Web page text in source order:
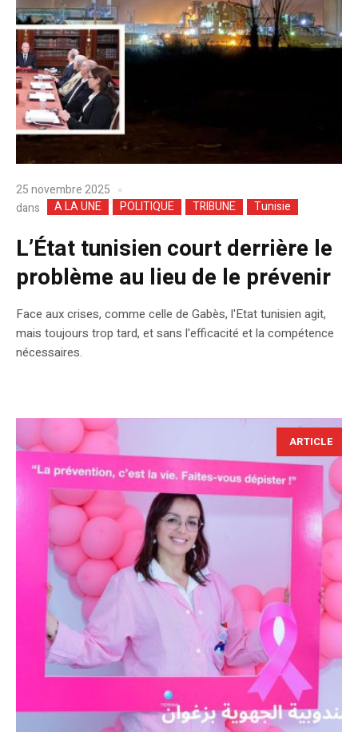
25 novembre 2025
dans
A LA UNE POLITIQUE TRIBUNE Tunisie
L’État tunisien court derrière le
problème au lieu de le prévenir
Face aux crises, comme celle de Gabès, l'Etat tunisien agit,
mais toujours trop tard, et sans l'efficacité et la compétence
nécessaires.
ARTICLE